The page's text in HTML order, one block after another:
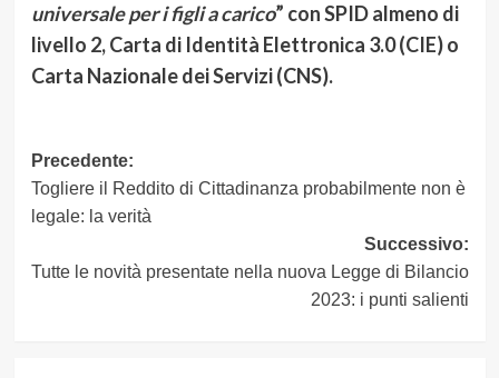
universale per i figli a carico” con SPID almeno di
livello 2, Carta di Identità Elettronica 3.0 (CIE) o
Carta Nazionale dei Servizi (CNS).
Navigazione
articolo
Precedente:
Togliere il Reddito di Cittadinanza probabilmente non è
legale: la verità
Successivo:
Tutte le novità presentate nella nuova Legge di Bilancio
2023: i punti salienti